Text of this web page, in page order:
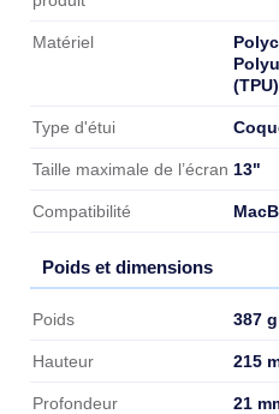
Matériel
(TPU)
Type d'étui
Taille maximale de l’écran 13"
Compatibilité
Poids et dimensions
Poids et dimensions
Poids 387 g
Hauteur 215
Profondeur 21